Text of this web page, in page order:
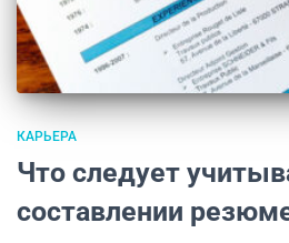
КАРЬЕРА
Что следует
составлении